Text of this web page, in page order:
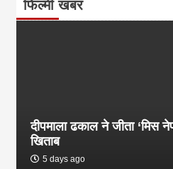
फिल्मी खबर
दीपमाला ढकाल ने जीता ‘मिस
खिताब
5 days ago